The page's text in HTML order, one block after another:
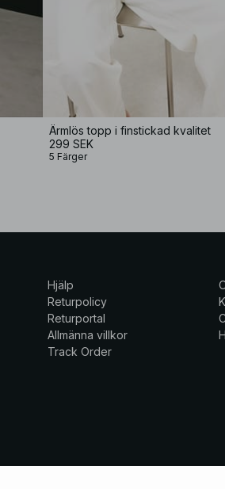
Ärmlös topp i finstickad kvalitet
299 SEK
5 Färger
Hjälp
Returpolicy
Returportal
Allmänna villkor
Track Order